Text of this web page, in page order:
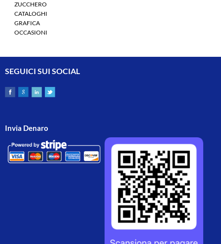
ZUCCHERO
CATALOGHI
GRAFICA
OCCASIONI
SEGUICI SUI SOCIAL
Invia Denaro